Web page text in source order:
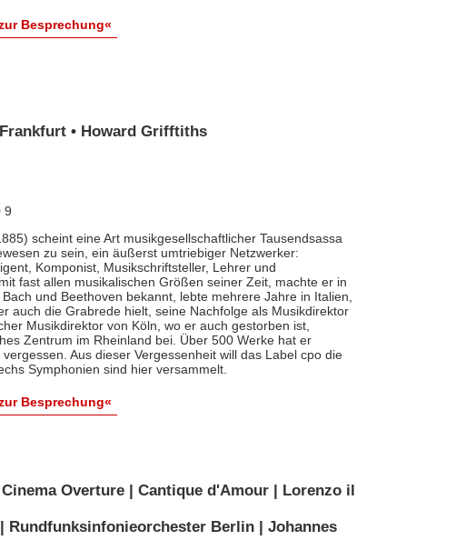
Besprechung«
• Howard Grifftiths
9
scheint eine Art musikgesellschaftlicher Tausendsassa
zu sein, ein äußerst umtriebiger Netzwerker:
Komponist, Musikschriftsteller, Lehrer und
fast allen musikalischen Größen seiner Zeit, machte er in
und Beethoven bekannt, lebte mehrere Jahre in Italien,
auch die Grabrede hielt, seine Nachfolge als Musikdirektor
Musikdirektor von Köln, wo er auch gestorben ist,
Zentrum im Rheinland bei. Über 500 Werke hat er
Aus dieser Vergessenheit will das Label cpo die
Symphonien sind hier versammelt.
Besprechung«
Overture | Cantique d'Amour | Lorenzo il
Rundfunksinfonieorchester Berlin | Johannes